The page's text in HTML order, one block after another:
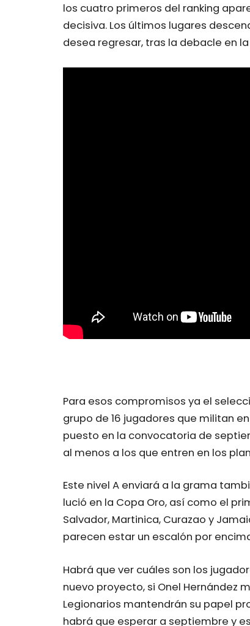
los cuatro primeros del ranking
decisiva. Los últimos lugares
desea regresar, tras la debacle en
Para esos compromisos ya el
grupo de 16 jugadores que militan
puesto en la convocatoria de
al menos a los que entren en los
Este nivel A enviará a la grama
lució en la Copa Oro, así como el
Salvador, Martinica, Curazao y
parecen estar un escalón por
Habrá que ver cuáles son los
nuevo proyecto, si Onel Hernández
Legionarios mantendrán su papel
habrá que esperar a septiembre y